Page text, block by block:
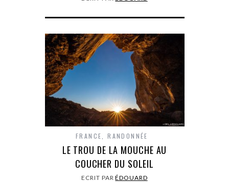
FRANCE ,RANDONNÉE
LE TROU DE LA MOUCHE AU
COUCHER DU SOLEIL
ECRIT PARÉDOUARD